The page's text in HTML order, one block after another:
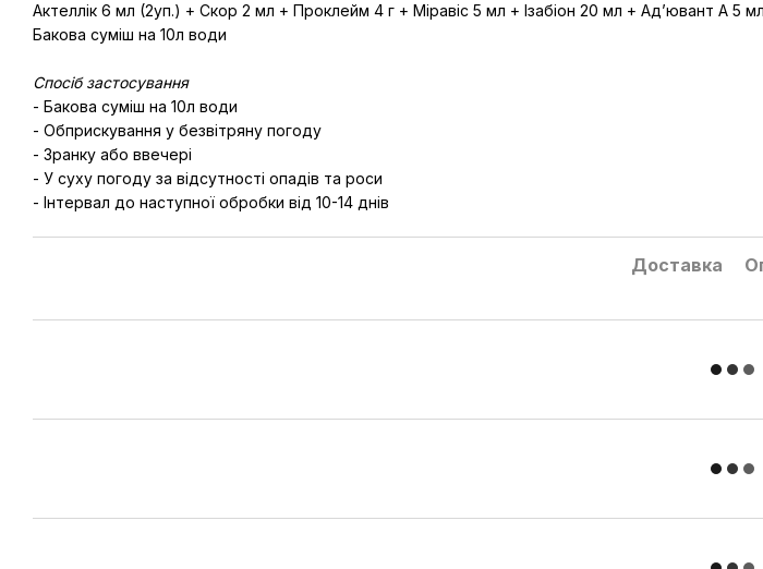
Актеллік 6 мл (2уп.) + Скор 2 мл + Проклейм 4 г + Міравіс 5 мл + Ізабіон 20 мл + Адʼювант А 5 мл
Бакова суміш на 10л води
Спосіб застосування
- Бакова суміш на 10л води
- Обприскування у безвітряну погоду
- Зранку або ввечері
- У суху погоду за відсутності опадів та роси
- Інтервал до наступної обробки від 10-14 днів
Доставка